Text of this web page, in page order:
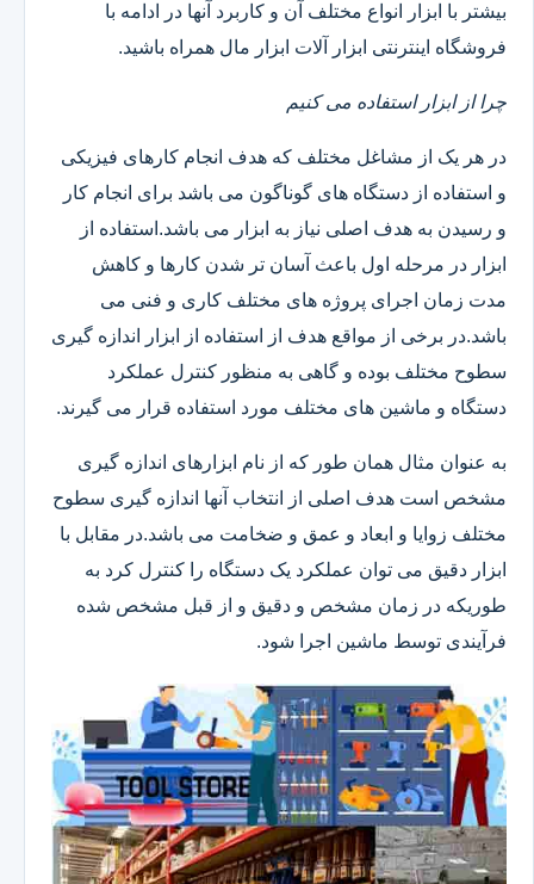
بیشتر با ابزار انواع مختلف آن و کاربرد آنها در ادامه با
فروشگاه اینترنتی ابزار آلات ابزار مال همراه باشید.
چرا از ابزار استفاده می کنیم
در هر یک از مشاغل مختلف که هدف انجام کارهای فیزیکی
و استفاده از دستگاه های گوناگون می باشد برای انجام کار
و رسیدن به هدف اصلی نیاز به ابزار می باشد.استفاده از
ابزار در مرحله اول باعث آسان تر شدن کارها و کاهش
مدت زمان اجرای پروژه های مختلف کاری و فنی می
باشد.در برخی از مواقع هدف از استفاده از ابزار اندازه گیری
سطوح مختلف بوده و گاهی به منظور کنترل عملکرد
دستگاه و ماشین های مختلف مورد استفاده قرار می گیرند.
به عنوان مثال همان طور که از نام ابزارهای اندازه گیری
مشخص است هدف اصلی از انتخاب آنها اندازه گیری سطوح
مختلف زوایا و ابعاد و عمق و ضخامت می باشد.در مقابل با
ابزار دقیق می توان عملکرد یک دستگاه را کنترل کرد به
طوریکه در زمان مشخص و دقیق و از قبل مشخص شده
فرآیندی توسط ماشین اجرا شود.